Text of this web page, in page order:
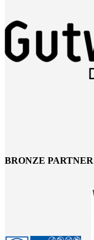
BRONZE PARTNER